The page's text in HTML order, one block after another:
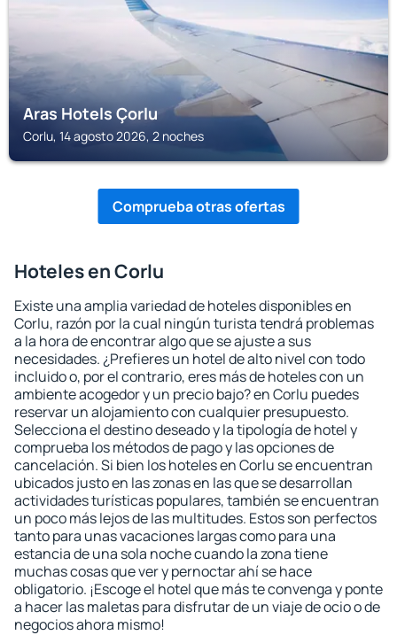
Aras Hotels Çorlu
Corlu, 14 agosto 2026, 2 noches
Comprueba otras ofertas
Hoteles en Corlu
Existe una amplia variedad de hoteles disponibles en
Corlu, razón por la cual ningún turista tendrá problemas
a la hora de encontrar algo que se ajuste a sus
necesidades. ¿Prefieres un hotel de alto nivel con todo
incluido o, por el contrario, eres más de hoteles con un
ambiente acogedor y un precio bajo? en Corlu puedes
reservar un alojamiento con cualquier presupuesto.
Selecciona el destino deseado y la tipología de hotel y
comprueba los métodos de pago y las opciones de
cancelación. Si bien los hoteles en Corlu se encuentran
ubicados justo en las zonas en las que se desarrollan
actividades turísticas populares, también se encuentran
un poco más lejos de las multitudes. Estos son perfectos
tanto para unas vacaciones largas como para una
estancia de una sola noche cuando la zona tiene
muchas cosas que ver y pernoctar ahí se hace
obligatorio. ¡Escoge el hotel que más te convenga y ponte
a hacer las maletas para disfrutar de un viaje de ocio o de
negocios ahora mismo!